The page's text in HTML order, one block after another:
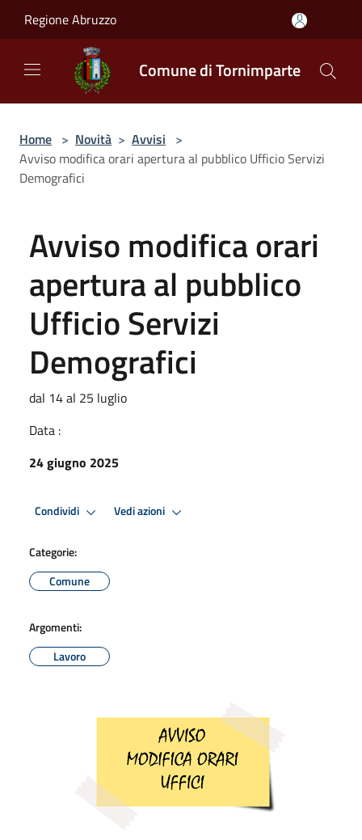
Regione Abruzzo
Comune di Tornimparte
Home > Novità > Avvisi >
Avviso modifica orari apertura al pubblico Ufficio Servizi
Demografici
Avviso modifica orari
apertura al pubblico
Ufficio Servizi
Demografici
dal 14 al 25 luglio
Data :
24 giugno 2025
Condividi Vedi azioni
Categorie:
Comune
Argomenti:
Lavoro